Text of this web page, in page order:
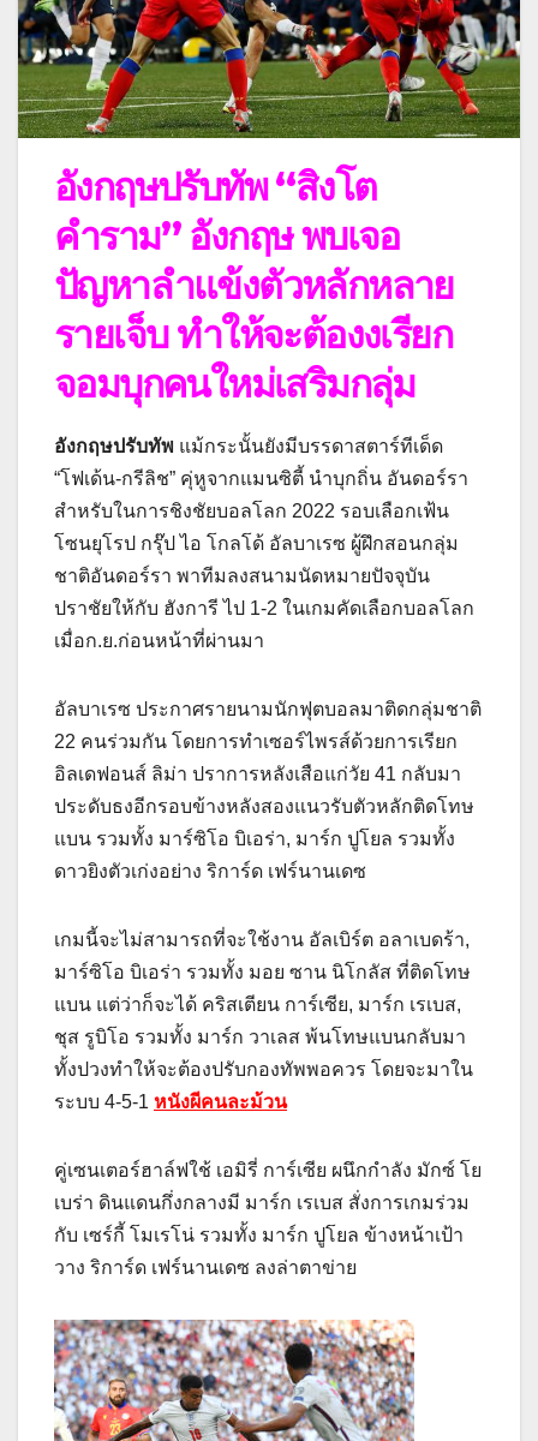
อังกฤษปรับทัพ “สิงโต
คำราม” อังกฤษ พบเจอ
ปัญหาลำแข้งตัวหลักหลาย
รายเจ็บ ทำให้จะต้องงเรียก
จอมบุกคนใหม่เสริมกลุ่ม
อังกฤษปรับทัพ แม้กระนั้นยังมีบรรดาสตาร์ทีเด็ด
“โฟเด้น-กรีลิช” คุ่หูจากแมนซิตี้ นำบุกถิ่น อันดอร์รา
สำหรับในการชิงชัยบอลโลก 2022 รอบเลือกเฟ้น
โซนยุโรป กรุ๊ป ไอ โกลโด้ อัลบาเรซ ผู้ฝึกสอนกลุ่ม
ชาติอันดอร์รา พาทีมลงสนามนัดหมายปัจจุบัน
ปราชัยให้กับ ฮังการี ไป 1-2 ในเกมคัดเลือกบอลโลก
เมื่อก.ย.ก่อนหน้าที่ผ่านมา
อัลบาเรซ ประกาศรายนามนักฟุตบอลมาติดกลุ่มชาติ
22 คนร่วมกัน โดยการทำเซอร์ไพรส์ด้วยการเรียก
อิลเดฟอนส์ ลิม่า ปราการหลังเสือแก่วัย 41 กลับมา
ประดับธงอีกรอบข้างหลังสองแนวรับตัวหลักติดโทษ
แบน รวมทั้ง มาร์ซิโอ บิเอร่า, มาร์ก ปูโยล รวมทั้ง
ดาวยิงตัวเก่งอย่าง ริการ์ด เฟร์นานเดซ
เกมนี้จะไม่สามารถที่จะใช้งาน อัลเบิร์ต อลาเบดร้า,
มาร์ซิโอ บิเอร่า รวมทั้ง มอย ซาน นิโกลัส ที่ติดโทษ
แบน แต่ว่าก็จะได้ คริสเตียน การ์เซีย, มาร์ก เรเบส,
ชุส รูบิโอ รวมทั้ง มาร์ก วาเลส พ้นโทษแบนกลับมา
ทั้งปวงทำให้จะต้องปรับกองทัพพอควร โดยจะมาใน
ระบบ 4-5-1 หนังผีคนละม้วน
คู่เซนเตอร์ฮาล์ฟใช้ เอมิรี่ การ์เซีย ผนึกกำลัง มักซ์ โย
เบร่า ดินแดนกึ่งกลางมี มาร์ก เรเบส สั่งการเกมร่วม
กับ เซร์กี้ โมเรโน่ รวมทั้ง มาร์ก ปูโยล ข้างหน้าเป้า
วาง ริการ์ด เฟร์นานเดซ ลงล่าตาข่าย